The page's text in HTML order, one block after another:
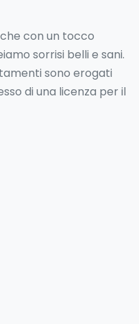
con un tocco
sorrisi belli e sani.
sono erogati
di una licenza per il